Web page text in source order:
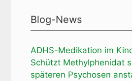
Blog-News
ADHS-Medikation im
Schützt Methylphenidat
späteren Psychosen